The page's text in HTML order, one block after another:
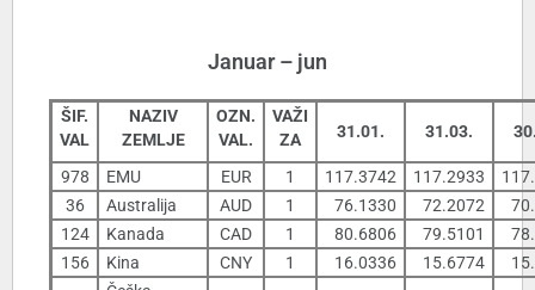
Januar – jun
ŠIF.
VAL
NAZIV
ZEMLJE
OZN.
VAL.
VAŽI
ZA
31.01. 31.03.
978 EMU EUR 1 117.3742 117.2933
36
Australija AUD 1 76.1330 72.2072
124
Kanada CAD 1 80.6806 79.5101
156
Kina CNY 1 16.0336 15.6774